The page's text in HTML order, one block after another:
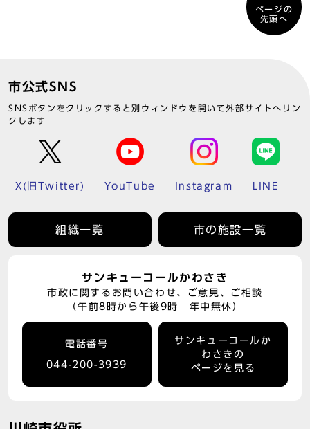
ページの
先頭へ
市公式SNS
SNSボタンをクリックすると別ウィンドウを開いて外部サイトへリン
クします
X(旧Twitter) YouTube Instagram LINE
組織一覧 市の施設一覧
サンキューコールかわさき
市政に関するお問い合わせ、ご意見、ご相談
（午前8時から午後9時 年中無休）
電話番号
044-200-3939
サンキューコールか
わさきの
ページを見る